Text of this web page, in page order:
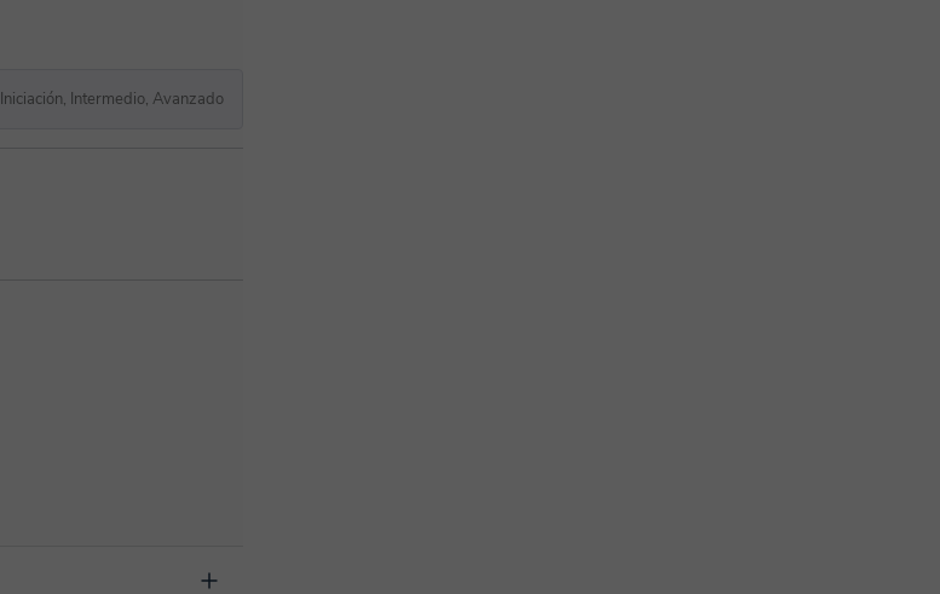
Iniciación, Intermedio, Avanzado